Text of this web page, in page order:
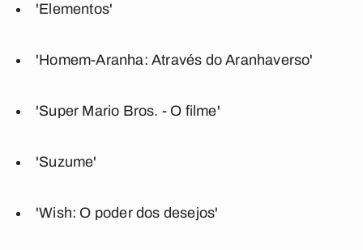
'Elementos'
'Homem-Aranha: Através do Aranhaverso'
'Super Mario Bros. - O filme'
'Suzume'
'Wish: O poder dos desejos'